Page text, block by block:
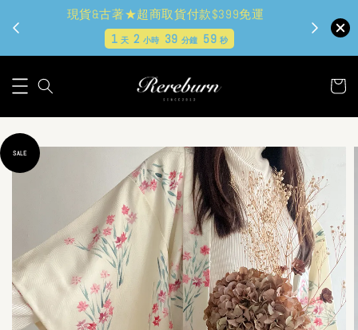
現貨&古著★超商取貨付款$399免運
1 天 2 小時 39 分鐘 57 秒
SALE